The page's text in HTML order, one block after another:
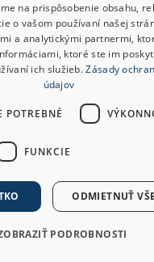
na prispôsobenie obsahu,
o vašom používaní našej
a analytickými partnermi,
ktoré ste im
ich služieb.Zásady
údajov
POTREBNÉ
FUNKCIE
ODMIETNUŤ
PODROBNOSTI